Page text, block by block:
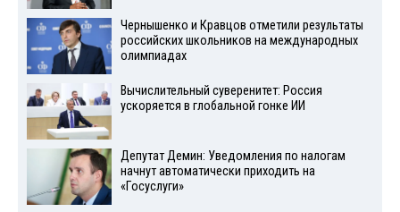
Чернышенко и Кравцов отметили результаты
российских школьников на международных
олимпиадах
Вычислительный суверенитет: Россия
ускоряется в глобальной гонке ИИ
Депутат Демин: Уведомления по налогам
начнут автоматически приходить на
«Госуслуги»